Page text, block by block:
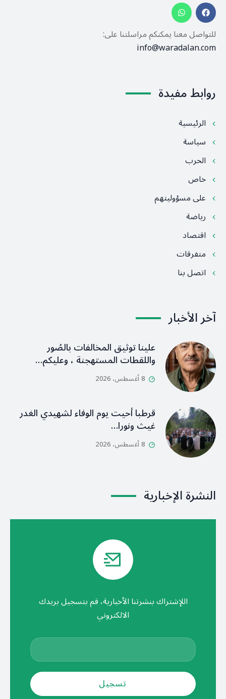
للتواصل معنا يمكنكم مراسلتنا على:
info@waradalan.com
روابط مفيدة
الرئيسية
سياسة
الحرب
خاص
على مسؤوليتهم
رياضة
اقتصاد
متفرقات
اتصل بنا
آخر الأخبار
علينا توثيق المخالفات بالصُور
واللقطات المستهجنة ، وعليكم…
8 أغسطس، 2026
قرطبا أحيت يوم الوفاء لشهيدي الغدر
غيث ونورا…
8 أغسطس، 2026
النشرة الإخبارية
اللإشتراك بنشرتنا الأخبارية، قم بتسجيل بريدك
الالكتروني